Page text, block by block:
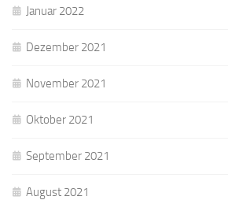
Januar 2022
Dezember 2021
November 2021
Oktober 2021
September 2021
August 2021